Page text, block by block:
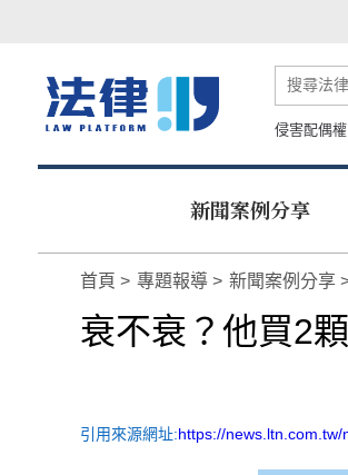
侵害配偶權
新聞案例分享
首頁 專題報導 新聞案例分享
衰不衰？他買2
引用來源網址:https://